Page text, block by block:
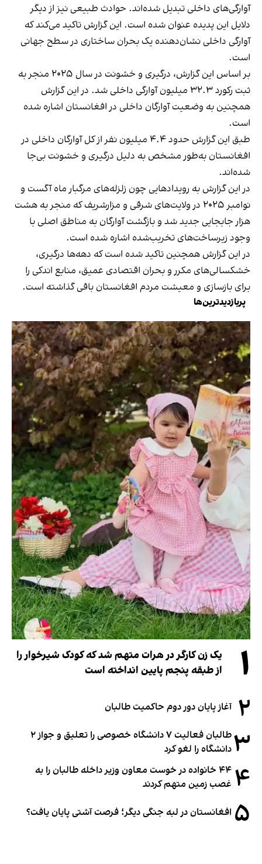
آوارگی‌های داخلی تبدیل شده‌اند. حوادث طبیعی نیز از دیگر
دلایل این پدیده عنوان شده است. این گزارش تاکید می‌کند که
آوارگی داخلی نشان‌دهنده یک بحران ساختاری در سطح جهانی
است.
بر اساس این گزارش، درگیری و خشونت در سال ۲۰۲۵ منجر به
ثبت رکورد ۳۲.۳ میلیون آوارگی داخلی شد. در این گزارش
همچنین به وضعیت آوارگان داخلی در افغانستان اشاره شده
است.
طبق این گزارش حدود ۴.۴ میلیون نفر از کل آوارگان داخلی در
افغانستان به‌طور مشخص به دلیل درگیری و خشونت بی‌جا
شده‌اند.
در این گزارش به رویدادهایی چون زلزله‌های مرگبار ماه آگست و
نوامبر ۲۰۲۵ در ولایت‌های شرقی و مزارشریف که منجر به هشت
هزار جابجایی جدید شد و بازگشت آوارگان به مناطق اصلی با
وجود زیرساخت‌های تخریب‌شده اشاره شده است.
در این گزارش همچنین تاکید شده است که دهه‌ها درگیری،
خشکسالی‌های مکرر و بحران اقتصادی عمیق، منابع اندکی را
برای بازسازی و معیشت مردم افغانستان باقی گذاشته است.
پربازدیدترین‌ها
۱
یک زن کارگر در هرات متهم شد که کودک شیرخوار را
از طبقه پنجم پایین انداخته است
۲ آغاز پایان دور دوم حاکمیت طالبان
۳
طالبان فعالیت ۷ دانشگاه خصوصی را تعلیق و جواز ۲
دانشگاه را لغو کرد
۴
۴۴ خانواده در خوست معاون وزیر داخله طالبان را به
غصب زمین متهم کردند
۵ افغانستان در لبه جنگی دیگر؛ فرصت آشتی پایان یافت؟